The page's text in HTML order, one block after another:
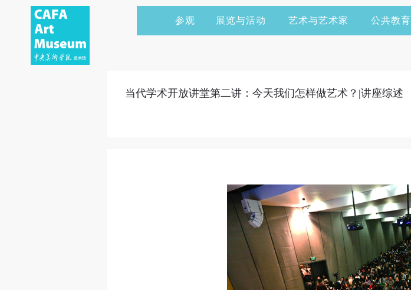
参观 展览与活动 艺术与艺术家 公共教育
当代学术开放讲堂第二讲：今天我们怎样做艺术？|讲座综述